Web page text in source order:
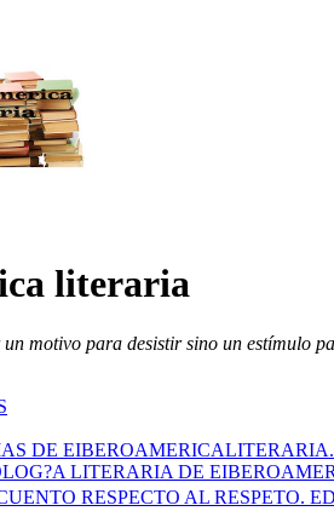
literaria
motivo para desistir sino un estímulo
DE
LITERARIA DE
RESPECTO AL RESPETO.